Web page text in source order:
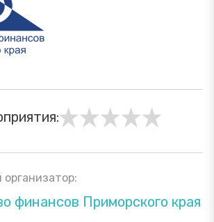
финансов Приморского края